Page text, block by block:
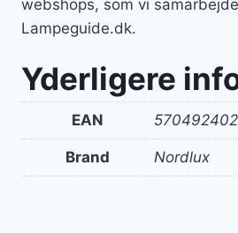
webshops, som vi
Lampeguide.dk.
Yderligere
EAN
Brand Nordlux